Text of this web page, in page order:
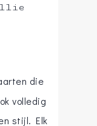
die
volledig
stijl. Elk